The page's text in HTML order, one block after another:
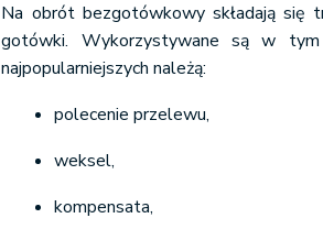
Na obrót bezgotówkowy składają się
gotówki. Wykorzystywane są w tym
najpopularniejszych należą:
polecenie przelewu,
weksel,
kompensata,